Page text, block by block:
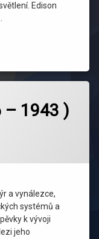
Edison
– 1943 )
a vynálezce,
systémů a
k vývoji
jeho